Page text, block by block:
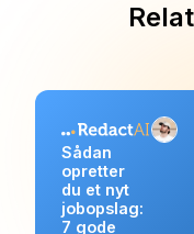
Sådan
opretter
du et nyt
jobopslag:
7 gode